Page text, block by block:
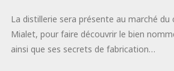
La distillerie sera présente au marché du
Mialet, pour faire découvrir le bien
ainsi que ses secrets de fabrication…